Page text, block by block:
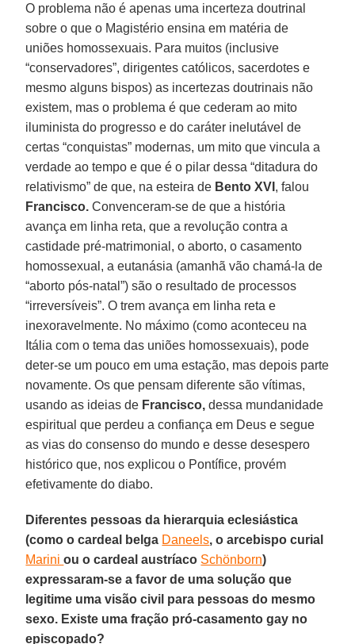
O problema não é apenas uma incerteza doutrinal
sobre o que o Magistério ensina em matéria de
uniões homossexuais. Para muitos (inclusive
“conservadores”, dirigentes católicos, sacerdotes e
mesmo alguns bispos) as incertezas doutrinais não
existem, mas o problema é que cederam ao mito
iluminista do progresso e do caráter inelutável de
certas “conquistas” modernas, um mito que vincula a
verdade ao tempo e que é o pilar dessa “ditadura do
relativismo” de que, na esteira de Bento XVI , falou
Francisco. Convenceram-se de que a história
avança em linha reta, que a revolução contra a
castidade pré-matrimonial, o aborto, o casamento
homossexual, a eutanásia (amanhã vão chamá-la de
“aborto pós-natal”) são o resultado de processos
“irreversíveis”. O trem avança em linha reta e
inexoravelmente. No máximo (como aconteceu na
Itália com o tema das uniões homossexuais), pode
deter-se um pouco em uma estação, mas depois parte
novamente. Os que pensam diferente são vítimas,
usando as ideias de Francisco, dessa mundanidade
espiritual que perdeu a confiança em Deus e segue
as vias do consenso do mundo e desse desespero
histórico que, nos explicou o Pontífice, provém
efetivamente do diabo.
Diferentes pessoas da hierarquia eclesiástica
(como o cardeal belga Daneels, o arcebispo curial
Mariniou o cardeal austríaco Schönborn)
expressaram-se a favor de uma solução que
legitime uma visão civil para pessoas do mesmo
sexo. Existe uma fração pró-casamento gay no
episcopado?